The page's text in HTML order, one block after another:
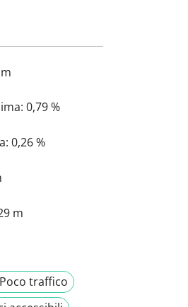
0,79 %
0,26 %
m
Poco traffico